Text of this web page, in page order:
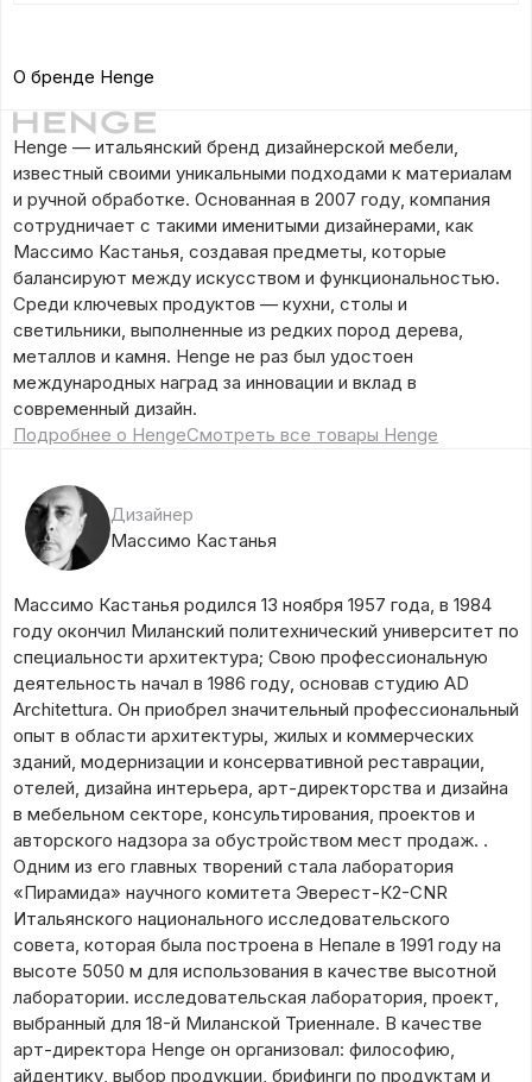
О бренде Henge
Henge — итальянский бренд дизайнерской мебели,
известный своими уникальными подходами к материалам
и ручной обработке. Основанная в 2007 году, компания
сотрудничает с такими именитыми дизайнерами, как
Массимо Кастанья, создавая предметы, которые
балансируют между искусством и функциональностью.
Среди ключевых продуктов — кухни, столы и
светильники, выполненные из редких пород дерева,
металлов и камня. Henge не раз был удостоен
международных наград за инновации и вклад в
современный дизайн.
Подробнее о HengeСмотреть все товары Henge
Дизайнер
Массимо Кастанья
Массимо Кастанья родился 13 ноября 1957 года, в 1984
году окончил Миланский политехнический университет по
специальности архитектура; Свою профессиональную
деятельность начал в 1986 году, основав студию AD
Architettura. Он приобрел значительный профессиональный
опыт в области архитектуры, жилых и коммерческих
зданий, модернизации и консервативной реставрации,
отелей, дизайна интерьера, арт-директорства и дизайна
в мебельном секторе, консультирования, проектов и
авторского надзора за обустройством мест продаж. .
Одним из его главных творений стала лаборатория
«Пирамида» научного комитета Эверест-К2-CNR
Итальянского национального исследовательского
совета, которая была построена в Непале в 1991 году на
высоте 5050 м для использования в качестве высотной
лаборатории. исследовательская лаборатория, проект,
выбранный для 18-й Миланской Триеннале. В качестве
арт-директора Henge он организовал: философию,
айдентику, выбор продукции, брифинги по продуктам и